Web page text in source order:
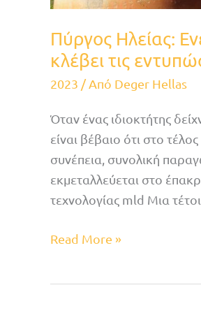
Πύργος Ηλείας:
κλέβει τις
2023 / Από Deger Hellas
Όταν ένας ιδιοκτήτης
είναι βέβαιο ότι στο
συνέπεια, συνολική
εκμεταλλεύεται στο
τεχνολογίας mld Μια
Read More »